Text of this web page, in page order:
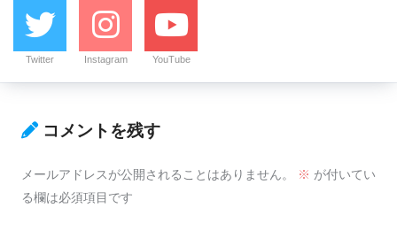
Twitter Instagram YouTube
コメントを残す
メールアドレスが公開されることはありません。 ※ が付いてい
る欄は必須項目です